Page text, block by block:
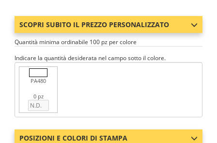
SCOPRI SUBITO IL PREZZO PERSONALIZZATO
Quantità minima ordinabile 100 pz per colore
Indicare la quantità desiderata nel campo sotto il colore.
PA480
0 pz
POSIZIONI E COLORI DI STAMPA